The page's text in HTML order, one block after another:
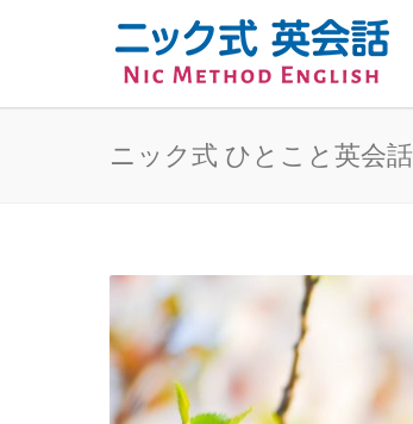
ニック式 ひとこと英会話